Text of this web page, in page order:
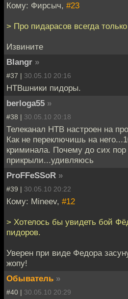
Кому: Фирсыч, #23
> Про пидарасов всегда
Извините
Blangr »
#37 | 30.05.10 20:16
НТВшники пидоры.
berloga55 »
#38 | 30.05.10 20:18
Телеканал НТВ настроен на
Как не переключишь на
криминала. Почему до сих пор
прикрыли...удивляюсь
ProFFeSSoR »
#39 | 30.05.10 20:22
Кому: Mineev, #12
> Хотелось бы увидеть бой
пидоров.
Уверен при виде Федора
жопу!
Обыватель »
#40 | 30.05.10 20:29